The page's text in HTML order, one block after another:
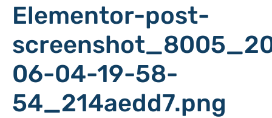
Elementor-post-
06-04-19-58-
54_214aedd7.png